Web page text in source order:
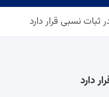
ثبات نسبی قرار دارد
دارد